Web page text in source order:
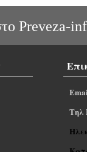
Preveza-
Tηλ